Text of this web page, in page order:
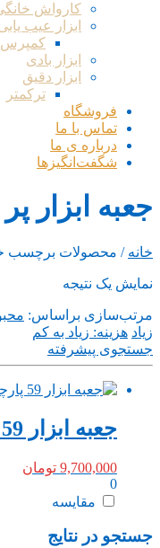
کارواش
ابزار عیب
ابزار بادی
ابزار دقیق
ترکمتر
فروشگاه
تماس با ما
درباره ی ما
شگفت‌انگیزها
جعبه ابزار
خانه / محصولات برچسب
نمایش یک نتیجه
مرتب‌سازی براساس:
زیاد هزینه: زیاد به کم
جستجوی پیشرفته
جعبه ابزار 59 پارچه دینگی
9,700,000 تومان
0
مقایسه
جستجو در نتایج